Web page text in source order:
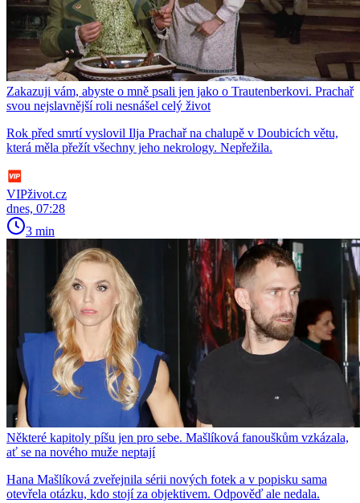
Zakazuji vám, abyste o mně psali jen jako o Trautenberkovi. Prachař
svou nejslavnější roli nesnášel celý život
Rok před smrtí vyslovil Ilja Prachař na chalupě v Doubicích větu,
která měla přežít všechny jeho nekrology. Nepřežila.
VIPživot.cz
dnes, 07:28
3 min
Některé kapitoly píšu jen pro sebe. Mašlíková fanouškům vzkázala,
ať se na nového muže neptají
Hana Mašlíková zveřejnila sérii nových fotek a v popisku sama
otevřela otázku, kdo stojí za objektivem. Odpověď ale nedala.